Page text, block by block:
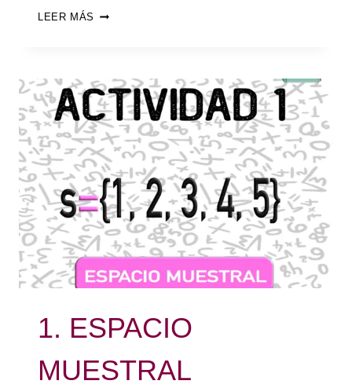
LEER MÁS
1. ESPACIO
MUESTRAL